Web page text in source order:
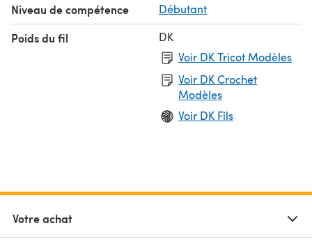
Niveau de compétence Débutant
Poids du fil
DK
Voir DK Tricot Modèles
Voir DK Crochet
Modèles
Voir DK Fils
Votre achat